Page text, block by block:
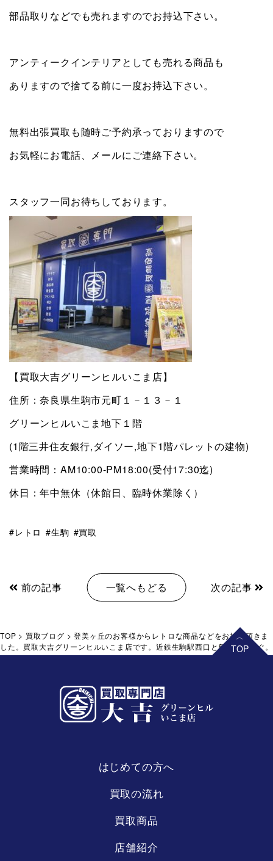
部品取りなどでも売れますのでお持込下さい。
アンティークインテリアとしても売れる商品も
ありますので捨てる前に一度お持込下さい。
無料出張買取も随時ご予約承っておりますので
お気軽にお電話、メールにご連絡下さい。
スタッフ一同お待ちしております。
【買取大吉グリーンヒルいこま店】
住所：奈良県生駒市元町１－１３－１
グリーンヒルいこま地下１階
(1階三井住友銀行,ダイソー,地下1階パレットの建物)
営業時間：AM10:00-PM18:00(受付17:30迄)
休日：年中無休（休館日、臨時休業除く）
レトロ 生駒 買取
前の記事 一覧へもどる 次の記事
TOP > 買取ブログ >登美ヶ丘のお客様からレトロな商品などをお持込頂きま
した。買取大吉グリーンヒルいこま店です。近鉄生駒駅西口と鳥居前駅すぐ。
はじめての方へ
買取の流れ
買取商品
店舗紹介